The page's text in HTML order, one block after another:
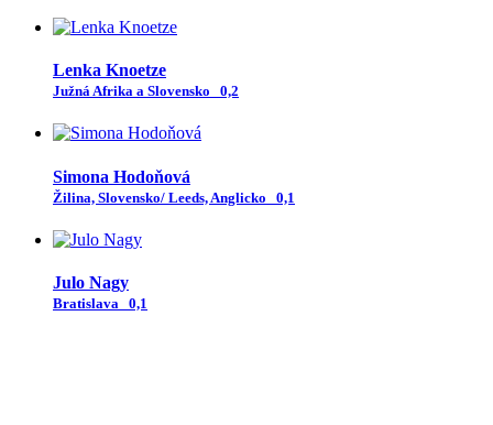
Lenka Knoetze
Južná Afrika a Slovensko 0,2
Simona Hodoňová
Žilina, Slovensko/ Leeds, Anglicko 0,1
Julo Nagy
Bratislava 0,1